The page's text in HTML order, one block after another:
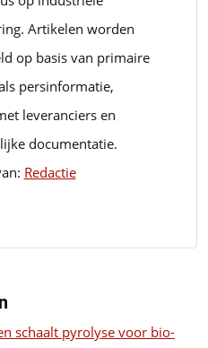
Artikelen worden
op basis van primaire
persinformatie,
leveranciers en
documentatie.
Redactie
schaalt pyrolyse voor bio-